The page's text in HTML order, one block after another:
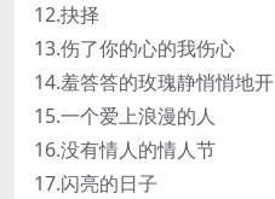
12.抉择
13.伤了你的心的我伤心
14.羞答答的玫瑰静悄悄地开
15.一个爱上浪漫的人
16.没有情人的情人节
17.闪亮的日子